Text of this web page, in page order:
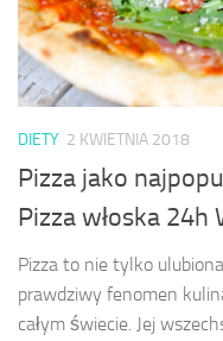
DIETY 2 KWIETNIA 2018
Pizza jako
Pizza włoska 24h
Pizza to nie tylko
prawdziwy fenomen
całym świecie. Jej